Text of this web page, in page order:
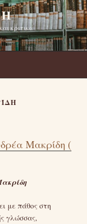
κριτικά
Μακρίδη (
με πάθος στη
γλώσσας,